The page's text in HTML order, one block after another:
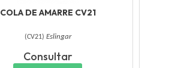
COLA DE AMARRE CV21
(CV21) Eslingar
Consultar